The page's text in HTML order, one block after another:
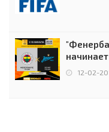
12-02-